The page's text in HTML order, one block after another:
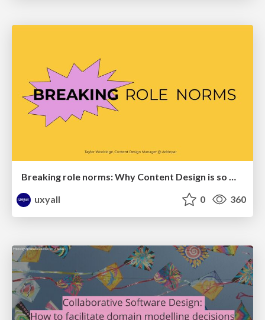
uxyall
0 360